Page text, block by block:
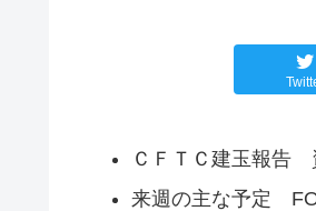
ＣＦＴＣ建玉報告
来週の主な予定